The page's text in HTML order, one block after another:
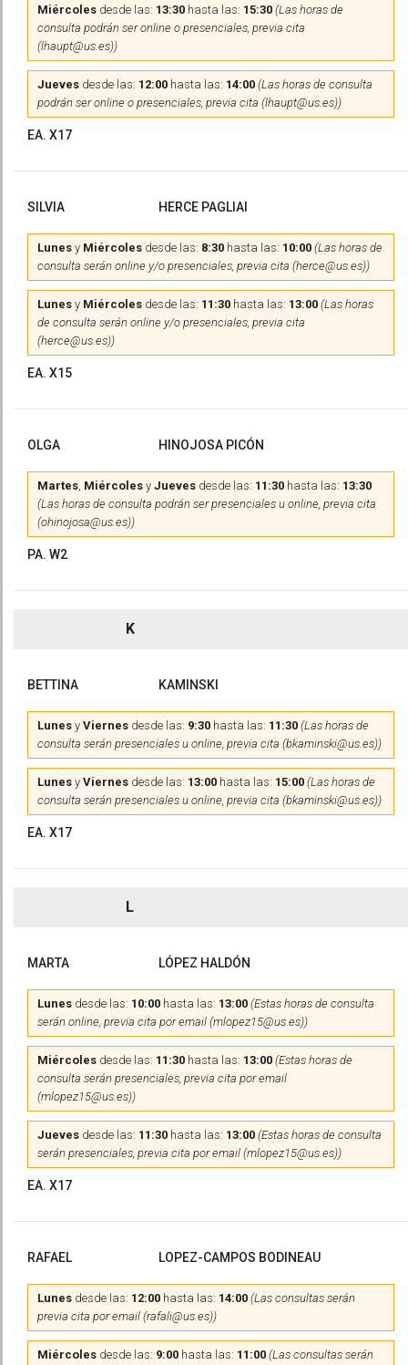
Miércoles desde las: 13:30 hasta las: 15:30 (Las horas de
consulta podrán ser online o presenciales, previa cita
(lhaupt@us.es))
Jueves desde las: 12:00 hasta las: 14:00 (Las horas de consulta
podrán ser online o presenciales, previa cita (lhaupt@us.es))
EA. X17
SILVIA HERCE PAGLIAI
Lunes y Miércoles desde las: 8:30 hasta las: 10:00 (Las horas de
consulta serán online y/o presenciales, previa cita (herce@us.es))
Lunes y Miércoles desde las: 11:30 hasta las: 13:00 (Las horas
de consulta serán online y/o presenciales, previa cita
(herce@us.es))
EA. X15
OLGA HINOJOSA PICÓN
Martes, Miércoles y Jueves desde las: 11:30 hasta las: 13:30
(Las horas de consulta podrán ser presenciales u online, previa cita
(ohinojosa@us.es))
PA. W2
K
BETTINA KAMINSKI
Lunes y Viernes desde las: 9:30 hasta las: 11:30 (Las horas de
consulta serán presenciales u online, previa cita (bkaminski@us.es))
Lunes y Viernes desde las: 13:00 hasta las: 15:00 (Las horas de
consulta serán presenciales u online, previa cita (bkaminski@us.es))
EA. X17
L
MARTA LÓPEZ HALDÓN
Lunes desde las: 10:00 hasta las: 13:00 (Estas horas de consulta
serán online, previa cita por email (mlopez15@us.es))
Miércoles desde las: 11:30 hasta las: 13:00 (Estas horas de
consulta serán presenciales, previa cita por email
(mlopez15@us.es))
Jueves desde las: 11:30 hasta las: 13:00 (Estas horas de consulta
serán presenciales, previa cita por email (mlopez15@us.es))
EA. X17
RAFAEL LOPEZ-CAMPOS BODINEAU
Lunes desde las: 12:00 hasta las: 14:00 (Las consultas serán
previa cita por email (rafali@us.es))
Miércoles desde las: 9:00 hasta las: 11:00 (Las consultas serán